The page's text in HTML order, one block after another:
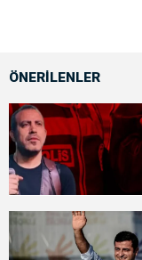
ÖNERİLENLER